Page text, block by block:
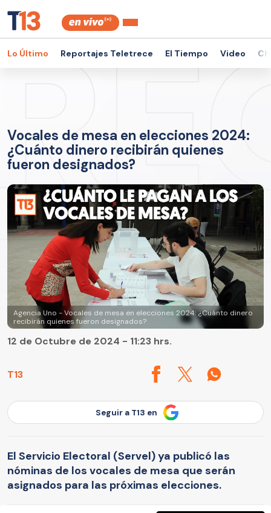
Lo Último Reportajes Teletrece El Tiempo Video
Vocales de mesa en elecciones 2024:
¿Cuánto dinero recibirán quienes
fueron designados?
Agencia Uno - Vocales de mesa en elecciones 2024: ¿Cuánto dinero
recibirán quienes fueron designados?
T13
12 de Octubre de 2024 - 11:23 hrs.
Seguir a T13 en
El Servicio Electoral (Servel) ya publicó las
nóminas de los vocales de mesa que serán
asignados para las próximas elecciones.